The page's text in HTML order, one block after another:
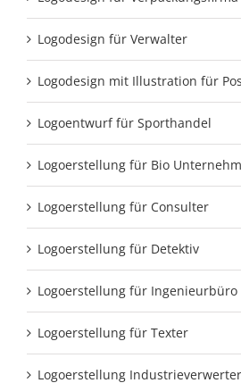
Logodesign für Verwalter
Logodesign mit Illustration für
Logoentwurf für Sporthandel
Logoerstellung für Bio
Logoerstellung für Consulter
Logoerstellung für Detektiv
Logoerstellung für Ingenieurbüro
Logoerstellung für Texter
Logoerstellung Industrieverwerter